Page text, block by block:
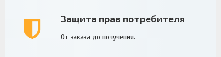
Защита прав потребителя
От заказа до получения.